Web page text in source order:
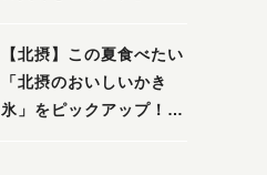
【北摂】この夏食べたい
「北摂のおいしいかき
氷」をピックアップ！